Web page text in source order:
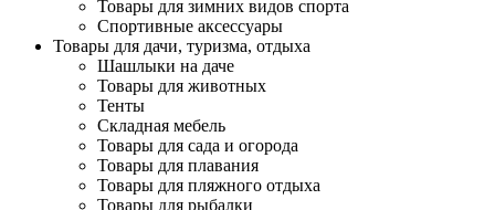
Товары для зимних видов спорта
Спортивные аксессуары
Товары для дачи, туризма, отдыха
Шашлыки на даче
Товары для животных
Тенты
Складная мебель
Товары для сада и огорода
Товары для плавания
Товары для пляжного отдыха
Товары для рыбалки